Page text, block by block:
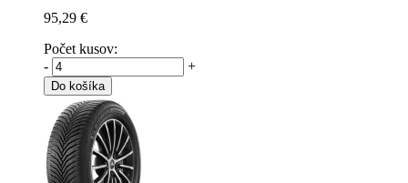
95,29 €
Počet kusov:
-
+
Do košíka